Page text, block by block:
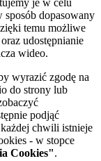
je w celu
sposób dopasowany
temu możliwe
udostępnianie
wideo.
wyrazić zgodę na
do strony lub
podjąć
chwili istnieje
- w stopce
Cookies".